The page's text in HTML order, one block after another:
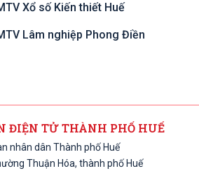
Xổ số Kiến thiết Huế
Lâm nghiệp Phong Điền
ĐIỆN TỬ THÀNH PHỐ HUẾ
nhân dân Thành phố Huế
Thuận Hóa, thành phố Huế